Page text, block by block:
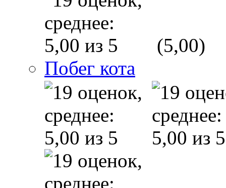
(5,00)
Побег кота